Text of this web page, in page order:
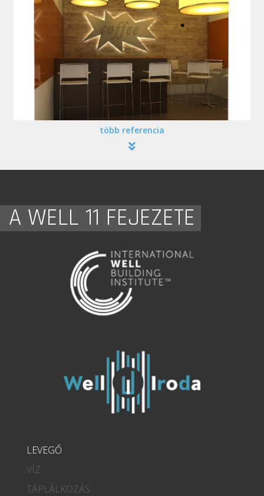
több referencia
A WELL 11 FEJEZETE
LEVEGŐ
VÍZ
TÁPLÁLKOZÁS